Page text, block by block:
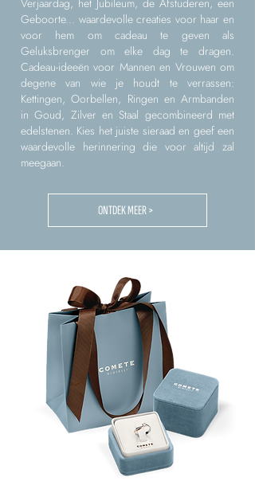
Verjaardag, het Jubileum, de Afstuderen, een
Geboorte... waardevolle creaties voor haar en
voor hem om cadeau te geven als
Geluksbrenger om elke dag te dragen.
Cadeau-ideeën voor Mannen en Vrouwen om
degene van wie je houdt te verrassen:
Kettingen, Oorbellen, Ringen en Armbanden
in Goud, Zilver en Staal gecombineerd met
edelstenen. Kies het juiste sieraad en geef een
waardevolle herinnering die voor altijd zal
meegaan.
ONTDEK MEER >